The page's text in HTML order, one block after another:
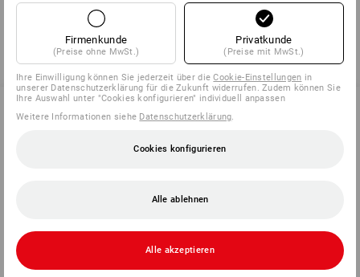
zurück
UNTERNEHMEN
INFORMATIONEN
Firmenkunde
(Preise ohne MwSt.)
Privatkunde
(Preise mit MwSt.)
Ihre Einwilligung können Sie jederzeit über dieCookie-Einstellungen in
unserer Datenschutzerklärung für die Zukunft widerrufen. Zudem können Sie
Ihre Auswahl unter "Cookies konfigurieren" individuell anpassen
Weitere Informationen siehe Datenschutzerklärung
Cookies konfigurieren
Alle ablehnen
Alle akzeptieren